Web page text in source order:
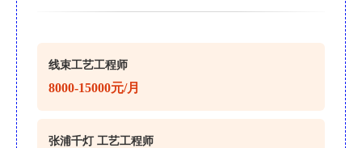
线束工艺工程师
8000-15000元/月
张浦千灯 工艺工程师